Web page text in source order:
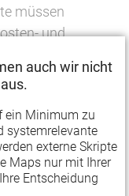
müssen
und
Projektanträge zu
und
auch wir nicht
ein Minimum zu
systemrelevante
externe Skripte
Maps nur mit Ihrer
Entscheidung